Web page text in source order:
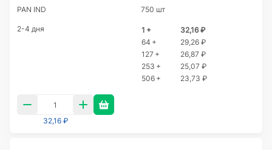
PAN IND 750 шт
2-4 дня 1 +
32,16 ₽
64 +
29,26 ₽
127 +
26,87 ₽
253 +
25,07 ₽
506 +
23,73 ₽
32,16 ₽